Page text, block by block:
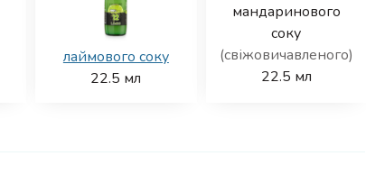
лаймового соку
22.5 мл
мандаринового
соку
(свіжовичавленого)
22.5 мл